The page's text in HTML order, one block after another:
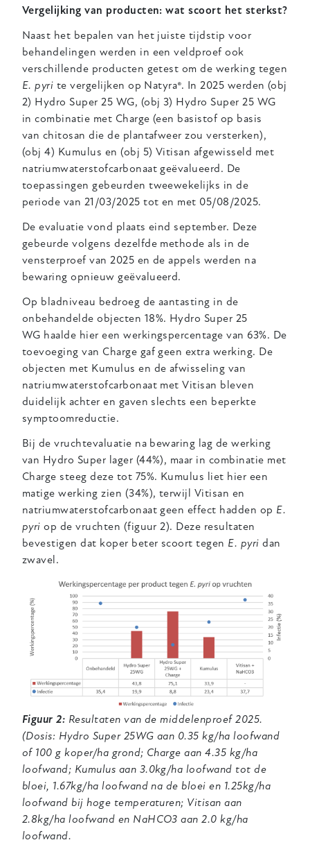
Vergelijking van producten: wat scoort het sterkst?
Naast het bepalen van het juiste tijdstip voor
behandelingen werden in een veldproef ook
verschillende producten getest om de werking tegen
E. pyri te vergelijken op Natyra®. In 2025 werden (obj
2) Hydro Super 25 WG, (obj 3) Hydro Super 25 WG
in combinatie met Charge (een basistof op basis
van chitosan die de plantafweer zou versterken),
(obj 4) Kumulus en (obj 5) Vitisan afgewisseld met
natriumwaterstofcarbonaat geëvalueerd. De
toepassingen gebeurden tweewekelijks in de
periode van 21/03/2025 tot en met 05/08/2025.
De evaluatie vond plaats eind september. Deze
gebeurde volgens dezelfde methode als in de
vensterproef van 2025 en de appels werden na
bewaring opnieuw geëvalueerd.
Op bladniveau bedroeg de aantasting in de
onbehandelde objecten 18%. Hydro Super 25
WG haalde hier een werkingspercentage van 63%. De
toevoeging van Charge gaf geen extra werking. De
objecten met Kumulus en de afwisseling van
natriumwaterstofcarbonaat met Vitisan bleven
duidelijk achter en gaven slechts een beperkte
symptoomreductie.
Bij de vruchtevaluatie na bewaring lag de werking
van Hydro Super lager (44%), maar in combinatie met
Charge steeg deze tot 75%. Kumulus liet hier een
matige werking zien (34%), terwijl Vitisan en
natriumwaterstofcarbonaat geen effect hadden op E.
pyri op de vruchten (figuur 2). Deze resultaten
bevestigen dat koper beter scoort tegen E. pyri dan
zwavel.
Figuur 2: Resultaten van de middelenproef 2025.
(Dosis: Hydro Super 25WG aan 0.35 kg/ha loofwand
of 100 g koper/ha grond; Charge aan 4.35 kg/ha
loofwand; Kumulus aan 3.0kg/ha loofwand tot de
bloei, 1.67kg/ha loofwand na de bloei en 1.25kg/ha
loofwand bij hoge temperaturen; Vitisan aan
2.8kg/ha loofwand en NaHCO3 aan 2.0 kg/ha
loofwand.